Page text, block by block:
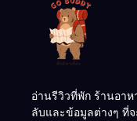
อ่านรีวิวที่พัก ร้านอา
ลับและข้อมูลต่างๆ ที่